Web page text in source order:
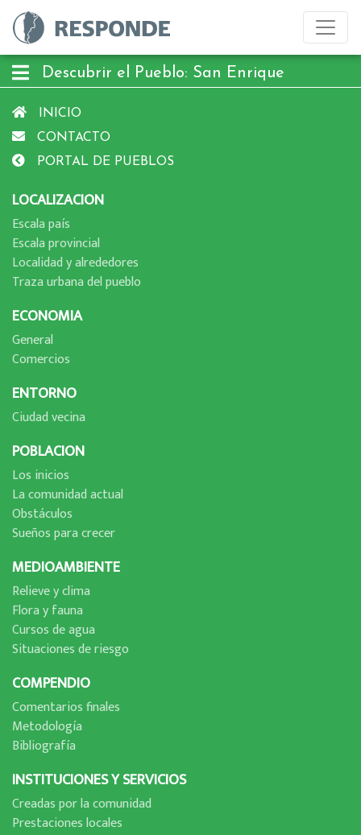
Descubrir el Pueblo: San Enrique
INICIO
CONTACTO
PORTAL DE PUEBLOS
LOCALIZACION
Escala paí­s
Escala provincial
Localidad y alrededores
Traza urbana del pueblo
ECONOMIA
General
Comercios
ENTORNO
Ciudad vecina
POBLACION
Los inicios
La comunidad actual
Obstáculos
Sueños para crecer
MEDIOAMBIENTE
Relieve y clima
Flora y fauna
Cursos de agua
Situaciones de riesgo
COMPENDIO
Comentarios finales
Metodologí­a
Bibliografí­a
INSTITUCIONES Y SERVICIOS
Creadas por la comunidad
Prestaciones locales